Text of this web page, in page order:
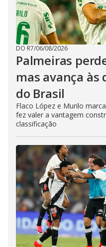
DO R7/06/08/2026
Palmeiras
mas avança às
do Brasil
Flaco López e Murilo
fez valer a vantagem
classificação